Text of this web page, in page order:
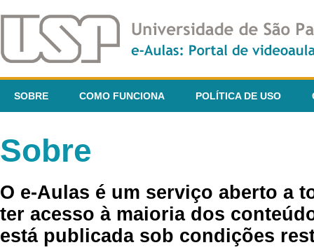
SOBRE COMO FUNCIONA POLÍTICA DE USO
Sobre
O e-Aulas é um serviço aberto a
ter acesso à maioria dos
está publicada sob condições